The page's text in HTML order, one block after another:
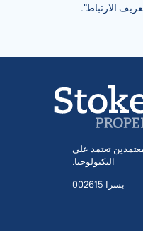
تعتمد على
التكنولوجيا.
بسرا 002615